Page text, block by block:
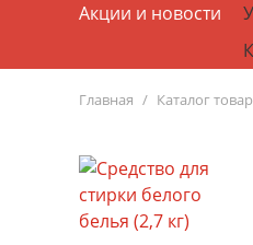
Акции и новости
Главная Каталог